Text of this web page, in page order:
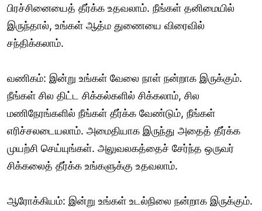
பிரச்சினையைத் தீர்க்க உதவலாம். நீங்கள் தனிமையில்
இருந்தால், உங்கள் ஆத்ம துணையை விரைவில்
சந்திக்கலாம்.
வணிகம்: இன்று உங்கள் வேலை நாள் நன்றாக இருக்கும்.
நீங்கள் சில திட்ட சிக்கல்களில் சிக்கலாம், சில
மணிநேரங்களில் நீங்கள் தீர்க்க வேண்டும், நீங்கள்
எரிச்சலடையலாம். அமைதியாக இருந்து அதைத் தீர்க்க
முயற்சி செய்யுங்கள். அலுவலகத்தைச் சேர்ந்த ஒருவர்
சிக்கலைத் தீர்க்க உங்களுக்கு உதவலாம்.
ஆரோக்கியம்: இன்று உங்கள் உடல்நிலை நன்றாக இருக்கும்.